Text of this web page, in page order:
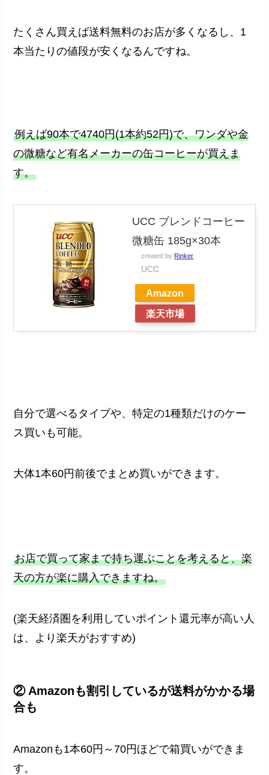
たくさん買えば送料無料のお店が多くなるし、1
本当たりの値段が安くなるんですね。
例えば90本で4740円(1本約52円)で、ワンダや金
の微糖など有名メーカーの缶コーヒーが買えま
す。
UCC ブレンドコーヒー
微糖缶 185g×30本
created by Rinker
UCC
Amazon
楽天市場
自分で選べるタイプや、特定の1種類だけのケー
ス買いも可能。
大体1本60円前後でまとめ買いができます。
お店で買って家まで持ち運ぶことを考えると、楽
天の方が楽に購入できますね。
(楽天経済圏を利用していポイント還元率が高い人
は、より楽天がおすすめ)
② Amazonも割引しているが送料がかかる場
合も
Amazonも1本60円～70円ほどで箱買いができま
す。